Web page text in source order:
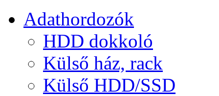
Adathordozók
HDD dokkoló
Külső ház, rack
Külső HDD/SSD